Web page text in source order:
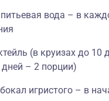
вода – в
(в круизах до 10
дней – 2 порции)
игристого – в